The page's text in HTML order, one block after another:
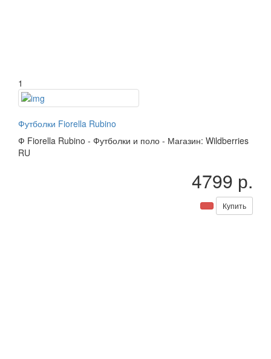
1
Футболки Fiorella Rubino
Ф Fiorella Rubino - Футболки и поло - Магазин: Wildberries
RU
4799 р.
Купить